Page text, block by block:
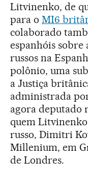
Litvinenko, de
para o MI6
colaborado
espanhóis sobre
russos na
polônio, uma
a Justiça
administrada
agora deputado
quem
russo, Dimitri
Millenium, em
de Londres.